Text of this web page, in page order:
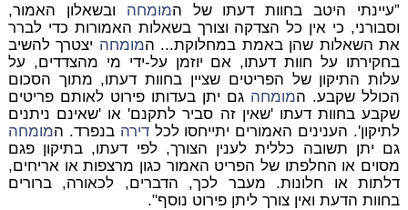
”עיינתי היטב בחוות דעתו של המומחה ובשאלון האמור,
וסבורני, כי אין כל הצדקה וצורך בשאלות האמורות כדי לברר
את השאלות שהן באמת במחלוקת... המומחה יצטרך להשיב
בחקירתו על חוות דעתו, אם יוזמן על-ידי מי מהצדדים, על
עלות התיקון של הפריטים שציין בחוות דעתו, מתוך הסכום
הכולל שקבע. המומחה גם יתן בעדותו פירוט לאותם פריטים
שקבע בחוות דעתו 'שאין זה סביר לתקנם' או 'שאינם ניתנים
לתיקון'. הענינים האמורים יתייחסו לכלדירה בנפרד. המומחה
גם יתן תשובה כללית לענין הצורך, לפי דעתו, בתיקון פגם
מסוים או החלפתו של הפריט האמור כגון מרצפות או אריחים,
דלתות או חלונות. מעבר לכך, הדברים, לכאורה, ברורים
בחוות הדעת ואין צורך ליתן פירוט נוסף".